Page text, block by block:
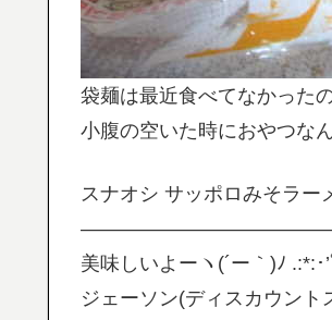
袋麺は最近食べてなかった
小腹の空いた時におやつな
スナオシ サッポロみそラー
美味しいよーヽ(´ー｀)ﾉ .:*:
ジェーソン(ディスカウント